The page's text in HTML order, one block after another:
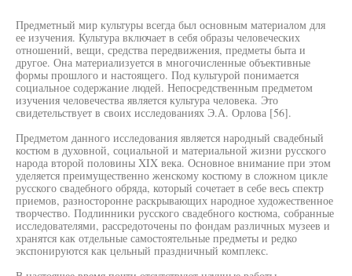
Предметный мир культуры всегда был основным материалом для
ее изучения. Культура включает в себя образы человеческих
отношений, вещи, средства передвижения, предметы быта и
другое. Она материализуется в многочисленные объективные
формы прошлого и настоящего. Под культурой понимается
социальное содержание людей. Непосредственным предметом
изучения человечества является культура человека. Это
свидетельствует в своих исследованиях Э.А. Орлова [56].
Предметом данного исследования является народный свадебный
костюм в духовной, социальной и материальной жизни русского
народа второй половины XIX века. Основное внимание при этом
уделяется преимущественно женскому костюму в сложном цикле
русского свадебного обряда, который сочетает в себе весь спектр
приемов, разносторонне раскрывающих народное художественное
творчество. Подлинники русского свадебного костюма, собранные
исследователями, рассредоточены по фондам различных музеев и
хранятся как отдельные самостоятельные предметы и редко
экспонируются как цельный праздничный комплекс.